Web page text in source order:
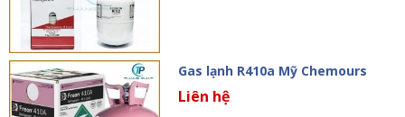
Gas lạnh R410a Mỹ Chemours
Liên hệ